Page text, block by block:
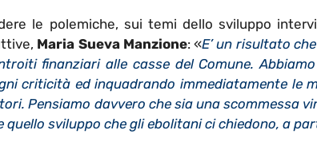
le polemiche, sui temi dello sviluppo
Maria Sueva Manzione: «E’ un risultato
finanziari alle casse del Comune.
criticità ed inquadrando immediatamente le
Pensiamo davvero che sia una scommessa
quello sviluppo che gli ebolitani ci chiedono, a